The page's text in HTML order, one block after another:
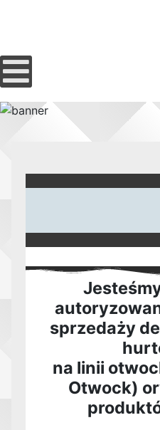
sprzedaży
na linii
Otwock)